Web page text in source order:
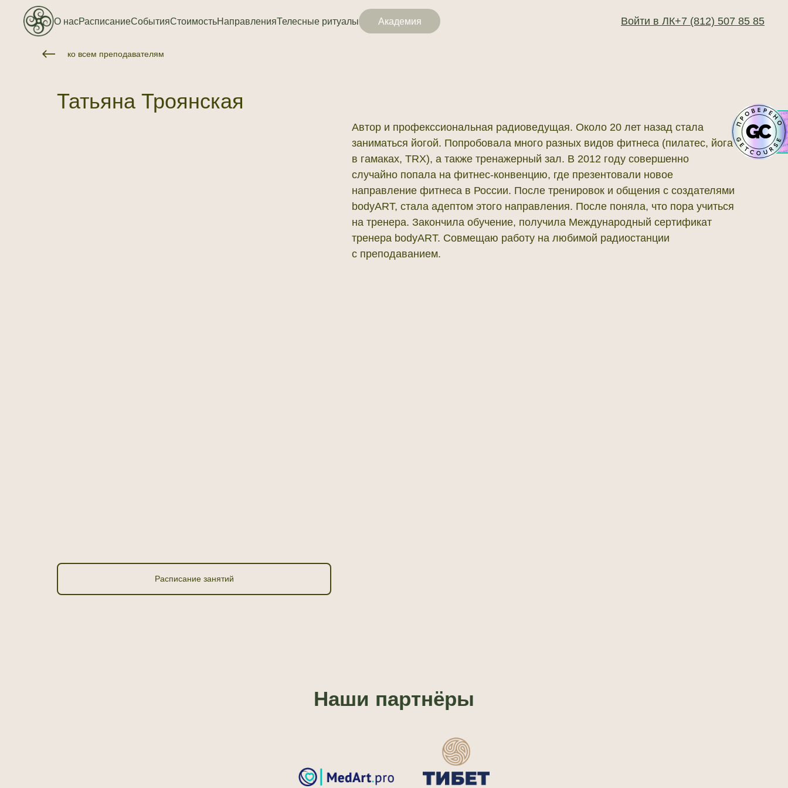
О насРасписаниеСобытияСтоимостьНаправленияТелесные ритуалы Академия Войти в ЛК+7 (812) 507 85 85
ко всем преподавателям
Татьяна Троянская
Автор и профекссиональная радиоведущая. Около 20 лет назад стала
заниматься йогой. Попробовала много разных видов фитнеса (пилатес, йога
в гамаках, TRX), а также тренажерный зал. В 2012 году совершенно
случайно попала на фитнес-конвенцию, где презентовали новое
направление фитнеса в России. После тренировок и общения с создателями
bodyART, стала адептом этого направления. После поняла, что пора учиться
на тренера. Закончила обучение, получила Международный сертификат
тренера bodyART. Совмещаю работу на любимой радиостанции
с преподаванием.
Расписание занятий
Наши партнёры